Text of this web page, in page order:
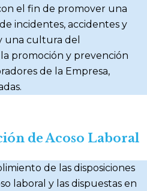
el fin de promover una
incidentes, accidentes y
una cultura del
promoción y prevención
de la Empresa,
de Acoso Laboral
de las disposiciones
laboral y las dispuestas en